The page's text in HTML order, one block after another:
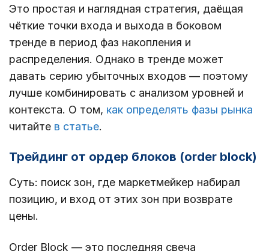
Это простая и наглядная стратегия, даёщая
чёткие точки входа и выхода в боковом
тренде в период фаз накопления и
распределения. Однако в тренде может
давать серию убыточных входов — поэтому
лучше комбинировать с анализом уровней и
контекста. О том, как определять фазы рынка
читайте в статье.
Трейдинг от ордер блоков (order block)
Суть: поиск зон, где маркетмейкер набирал
позицию, и вход от этих зон при возврате
цены.
Order Block — это последняя свеча